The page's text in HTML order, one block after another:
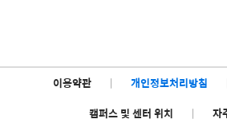
이용약관 | 개인정보처리방침
캠퍼스 및 센터 위치
| 자